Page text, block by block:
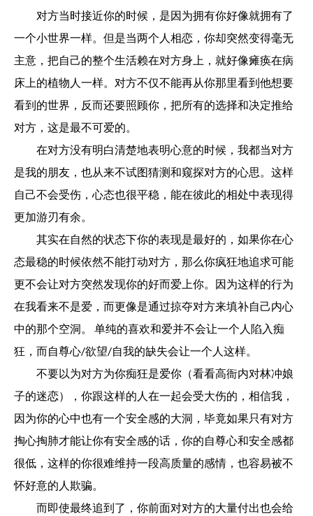
对方当时接近你的时候，是因为拥有你好像就拥有了
一个小世界一样。但是当两个人相恋，你却突然变得毫无
主意，把自己的整个生活赖在对方身上，就好像瘫痪在病
床上的植物人一样。对方不仅不能再从你那里看到他想要
看到的世界，反而还要照顾你，把所有的选择和决定推给
对方，这是最不可爱的。
在对方没有明白清楚地表明心意的时候，我都当对方
是我的朋友，也从来不试图猜测和窥探对方的心思。这样
自己不会受伤，心态也很平稳，能在彼此的相处中表现得
更加游刃有余。
其实在自然的状态下你的表现是最好的，如果你在心
态最稳的时候依然不能打动对方，那么你疯狂地追求可能
更不会让对方突然发现你的好而爱上你。因为这样的行为
在我看来不是爱，而更像是通过掠夺对方来填补自己内心
中的那个空洞。 单纯的喜欢和爱并不会让一个人陷入痴
狂，而自尊心/欲望/自我的缺失会让一个人这样。
不要以为对方为你痴狂是爱你（看看高衙内对林冲娘
子的迷恋），你跟这样的人在一起会受大伤的，相信我，
因为你的心中也有一个安全感的大洞，毕竟如果只有对方
掏心掏肺才能让你有安全感的话，你的自尊心和安全感都
很低，这样的你很难维持一段高质量的感情，也容易被不
怀好意的人欺骗。
而即使最终追到了，你前面对对方的大量付出也会给